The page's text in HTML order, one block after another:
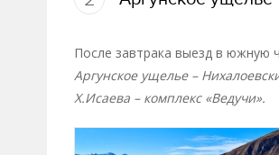
После завтрака выезд в южную
Аргунское ущелье –
Х.Исаева – комплекс «Ведучи».